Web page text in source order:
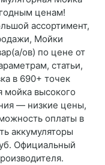
ценам!
ассортимент,
Мойки
ов) по цене от
статьи,
в 690+ точек
мойка высокого
— низкие цены,
оплаты в
аккумуляторы
Официальный